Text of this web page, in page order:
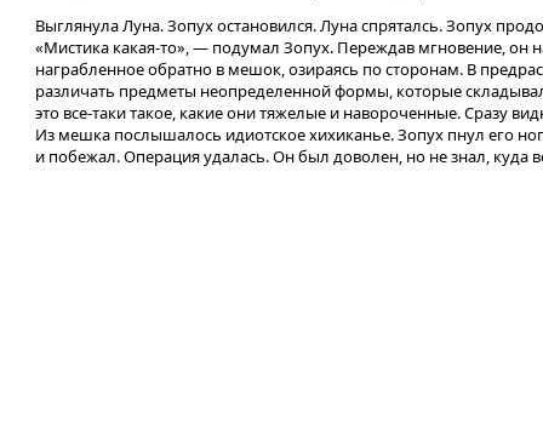
Выглянула Луна. Зопух остановился. Луна спряталсь. Зопух
«Мистика какая-то», — подумал Зопух. Переждав мгновение, он
награбленное обратно в мешок, озираясь по сторонам. В
различать предметы неопределенной формы, которые
это все-таки такое, какие они тяжелые и навороченные. Сразу
Из мешка послышалось идиотское хихиканье. Зопух пнул его
и побежал. Операция удалась. Он был доволен, но не знал, куда